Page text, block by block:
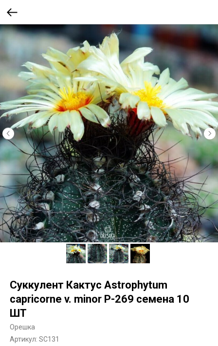
Суккулент Кактус Astrophytum
capricorne v. minor P-269 семена 10
ШТ
Орешка
Артикул: SC131